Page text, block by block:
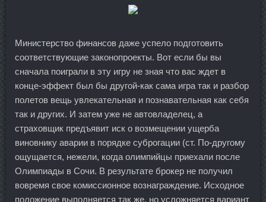
Министерство финансов даже успело подготовить
соответствующие законопроекты. Вот если бы вы
сначала поиграли в эту игру не зная что вас ждет в
конце-эффект был бы другой-как сама игра так и разбор
полетов вещь увлекательная и познавательная как себя
так и других. И затем уже не автовладелец, а
страховщик предъявит иск о возмещении ущерба
виновнику аварии в порядке суброгации (ст. По-другому
ощущается, нежели, когда олимпийцы приехали после
Олимпиады в Сочи. В результате брокер не получил
вовремя свое комиссионное вознаграждение. Исходное
положение выполняется так же, но усложняется вариант